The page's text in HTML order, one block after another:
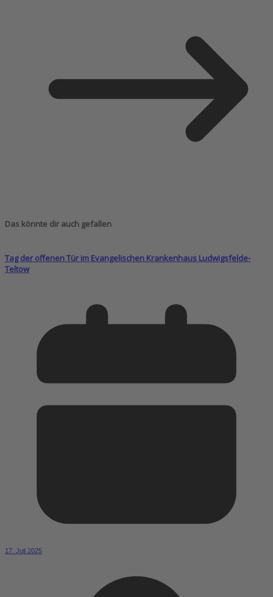
Das könnte dir auch gefallen
Tag der offenen Tür im Evangelischen Krankenhaus Ludwigsfelde-
Teltow
17. Juli 2025